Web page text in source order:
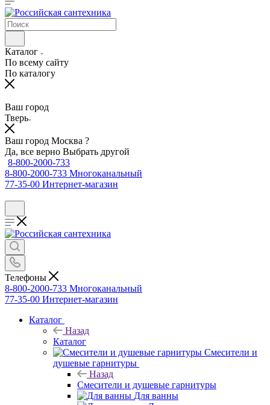
Каталог
По всему сайту
По каталогу
Ваш город
Тверь
Ваш город Москва ?
Да, все верно Выбрать другой
8-800-2000-733
8-800-2000-733 Многоканальный
77-35-00 Интернет-магазин
Телефоны
8-800-2000-733 Многоканальный
77-35-00 Интернет-магазин
Каталог
Назад
Каталог
Смесители и
душевые гарнитуры
Назад
Смесители и душевые гарнитуры
Для ванны